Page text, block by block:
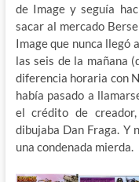
de Image y seguía
sacar al mercado
Image que nunca llegó
las seis de la mañana
diferencia horaria con
había pasado a
el crédito de
dibujaba Dan Fraga. Y
una condenada mierda.